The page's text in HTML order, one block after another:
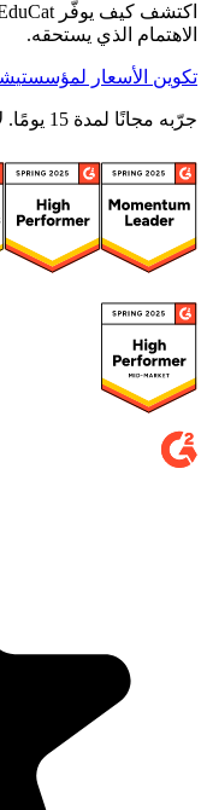
الاهتمام الذي يستحقه.
تكوين الأسعار لمؤسستي
جرّبه مجانًا لمدة 15 يومًا. لا حاجة لبطاقة ائتمان.